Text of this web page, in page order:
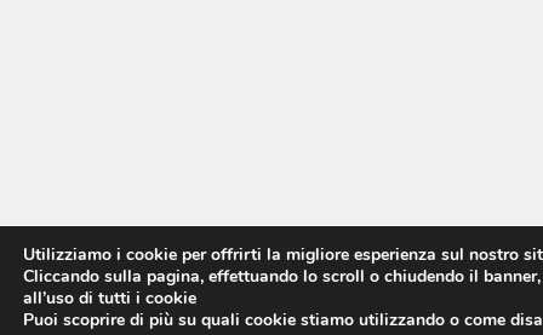
Utilizziamo i cookie per offrirti la migliore esperienza sul nostro
Cliccando sulla pagina, effettuando lo scroll o chiudendo il
all’uso di tutti i cookie
Puoi scoprire di più su quali cookie stiamo utilizzando o come